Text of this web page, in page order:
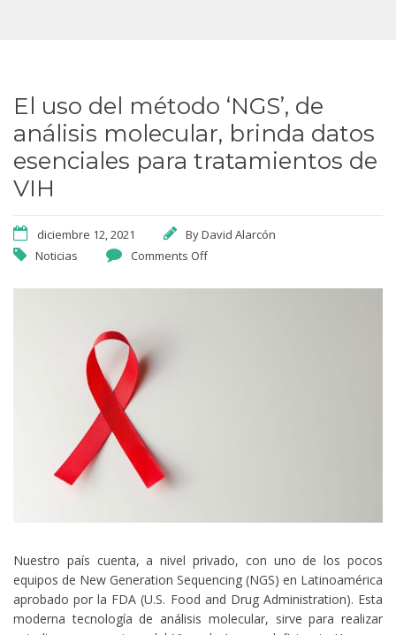
El uso del método ‘NGS’, de
análisis molecular, brinda datos
esenciales para tratamientos de
VIH
diciembre 12, 2021 ByDavid Alarcón
Noticias
Comments Off
Nuestro país cuenta, a nivel privado, con uno de los pocos
equipos de New Generation Sequencing (NGS) en Latinoamérica
aprobado por la FDA (U.S. Food and Drug Administration). Esta
moderna tecnología de análisis molecular, sirve para realizar